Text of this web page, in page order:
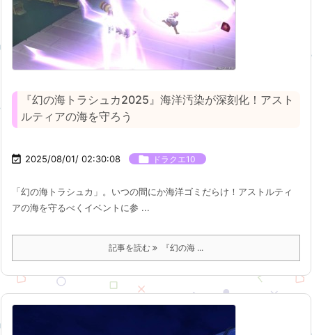
『幻の海トラシュカ2025』海洋汚染が深刻化！アスト
ルティアの海を守ろう
 2025/08/01/ 02:30:08  ドラクエ10
「幻の海トラシュカ」。いつの間にか海洋ゴミだらけ！アストルティ
アの海を守るべくイベントに参 ...
記事を読む 『幻の海 ...